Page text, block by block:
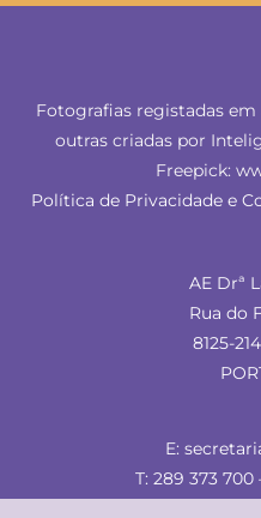
Fotografias registadas
outras criadas por
Freepick:
Política de Privacidade e
AE Drª
Rua do
8125-
E:
T: 289 373